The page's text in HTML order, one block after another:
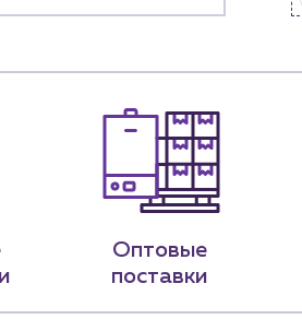
Оптовые
поставки